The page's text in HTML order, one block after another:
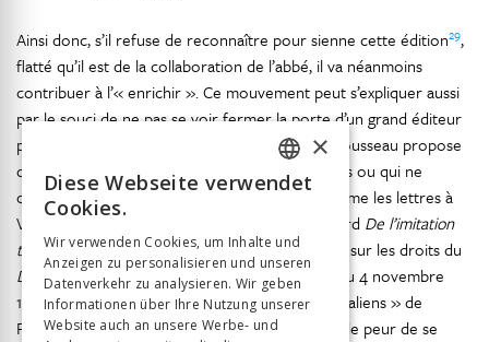
Ainsi donc, s’il refuse de reconnaître pour sienne cette édition29,
flatté qu’il est de la collaboration de l’abbé, il va néanmoins
contribuer à l’« enrichir ». Ce mouvement peut s’expliquer aussi
par le souci de ne pas se voir fermer la porte d’un grand éditeur
parisien. Ainsi, au fur et à mesure de l’édition, Rousseau propose
de la compléter par des textes rares déjà publiés ou qui ne
compromettent pas sa participation active, comme les lettres à
Voltaire. Mais il y aura aussi des inédits, et d’abord De l’imitation
théâtrale30, puis, malgré tout, la lettre à Lenieps sur les droits du
Devin du village31et la lettre à Louis de Boissy du 4 novembre
1755 (CC331). A cela s’ajoute l’épître « en vers italiens » de
Farsetti (CC 333). On voit bien cependant que, de peur de se
FRENCH
ITALIAN
×
Diese Webseite verwendet
Cookies.
Wir verwenden Cookies, um Inhalte und
Anzeigen zu personalisieren und unseren
Datenverkehr zu analysieren. Wir geben
Informationen über Ihre Nutzung unserer
Website auch an unsere Werbe- und